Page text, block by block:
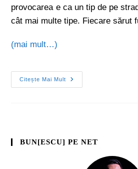
provocarea e ca un tip de pe
cât mai multe tipe. Fiecare sărut
(mai mult…)
Citește Mai Mult
BUN[ESCU] PE NET